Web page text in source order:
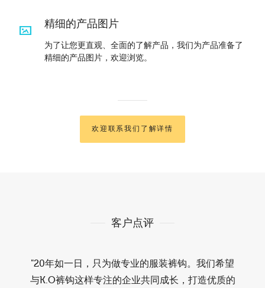
精细的产品图片
为了让您更直观、全面的了解产品，我们为产品准备了
精细的产品图片，欢迎浏览。
欢迎联系我们了解详情
客户点评
"20年如一日，只为做专业的服装裤钩。我们希望
与K.O裤钩这样专注的企业共同成长，打造优质的